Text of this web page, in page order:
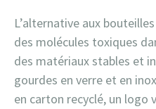
L’alternative aux
des molécules toxiques
des matériaux stables et
gourdes en verre et en
en carton recyclé, un